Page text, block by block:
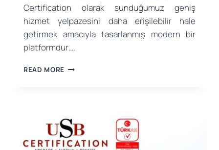
Certification olarak sunduğumuz geniş
hizmet yelpazesini daha erişilebilir hale
getirmek amacıyla tasarlanmış modern bir
platformdur….
READ MORE USB
YAYINDA!